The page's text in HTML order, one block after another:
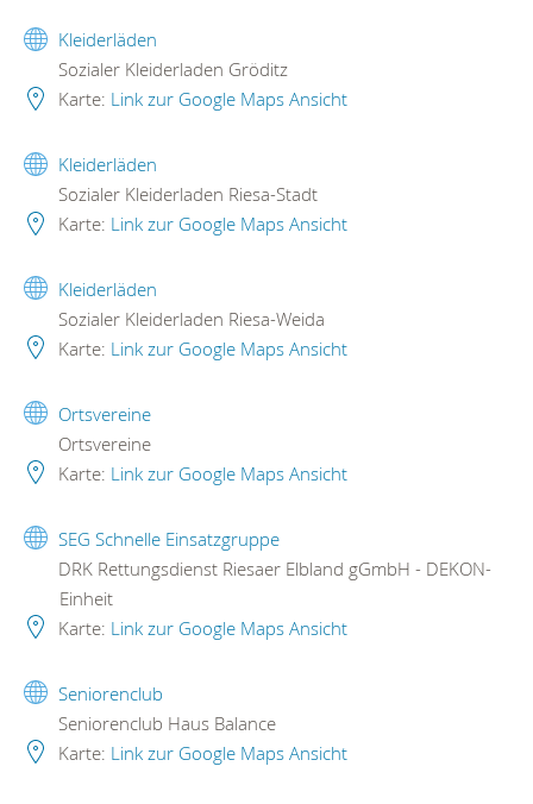
Kleiderläden
Sozialer Kleiderladen Gröditz
Karte: Link zur Google Maps Ansicht
Kleiderläden
Sozialer Kleiderladen Riesa-Stadt
Karte: Link zur Google Maps Ansicht
Kleiderläden
Sozialer Kleiderladen Riesa-Weida
Karte: Link zur Google Maps Ansicht
Ortsvereine
Ortsvereine
Karte: Link zur Google Maps Ansicht
SEG Schnelle Einsatzgruppe
DRK Rettungsdienst Riesaer Elbland gGmbH - DEKON-
Einheit
Karte: Link zur Google Maps Ansicht
Seniorenclub
Seniorenclub Haus Balance
Karte: Link zur Google Maps Ansicht